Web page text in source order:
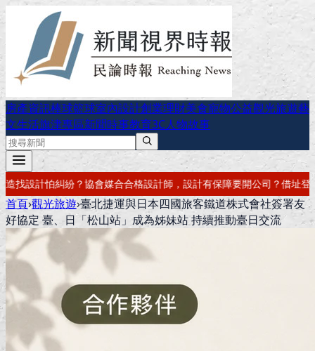
房產資訊棒球籃球室內設計創業理財美食寵物公益觀光旅遊藝
文生活旗津專區新聞時事教育3C人物故事
設計有保障要開公司？借址登記・公司設立・工商登記一次辦好記帳報
首頁›觀光旅遊›臺北捷運與日本四國旅客鐵道株式會社簽署友
好協定 臺、日「松山站」成為姊妹站 持續推動臺日交流